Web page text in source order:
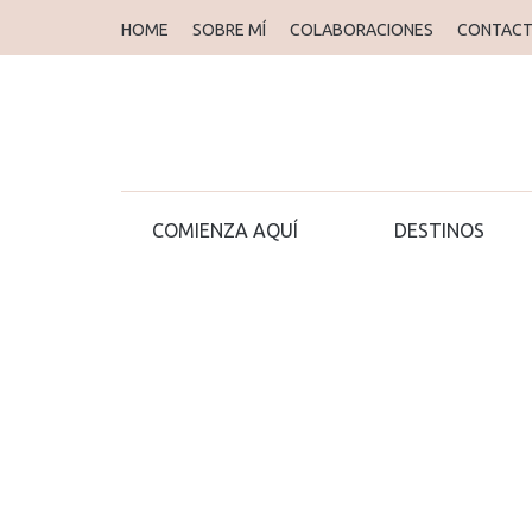
HOME SOBRE MÍ COLABORACIONES
COMIENZA AQUÍ DESTINOS